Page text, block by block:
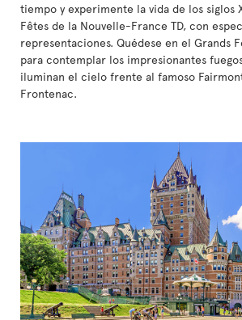
tiempo y experimente la vida de los siglos
Fêtes de la Nouvelle-France TD, con
representaciones. Quédese en el Grands
para contemplar los impresionantes
iluminan el cielo frente al famoso
Frontenac.